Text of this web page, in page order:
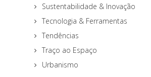
Sustentabilidade & Inovação
Tecnologia & Ferramentas
Tendências
Traço ao Espaço
Urbanismo